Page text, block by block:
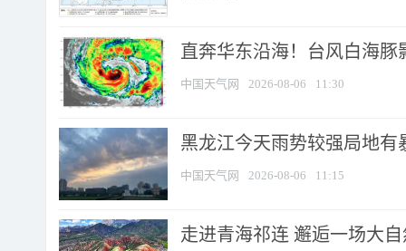
直奔华东沿海！台风白海豚
中国天气网 2026-08-06 11:30
黑龙江今天雨势较强局地有
中国天气网 2026-08-06 11:15
走进青海祁连 邂逅一场大